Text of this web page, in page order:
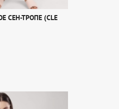
СЕН-ТРОПЕ (CLE